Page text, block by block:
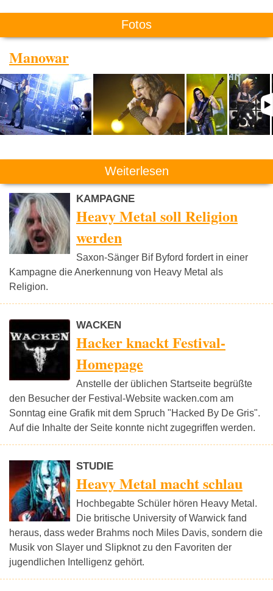
Fotos
Manowar
Weiterlesen
KAMPAGNE
Heavy Metal soll Religion
werden
Saxon-Sänger Bif Byford fordert in einer
Kampagne die Anerkennung von Heavy Metal als
Religion.
WACKEN
Hacker knackt Festival-
Homepage
Anstelle der üblichen Startseite begrüßte
den Besucher der Festival-Website wacken.com am
Sonntag eine Grafik mit dem Spruch "Hacked By De Gris".
Auf die Inhalte der Seite konnte nicht zugegriffen werden.
STUDIE
Heavy Metal macht schlau
Hochbegabte Schüler hören Heavy Metal.
Die britische University of Warwick fand
heraus, dass weder Brahms noch Miles Davis, sondern die
Musik von Slayer und Slipknot zu den Favoriten der
jugendlichen Intelligenz gehört.